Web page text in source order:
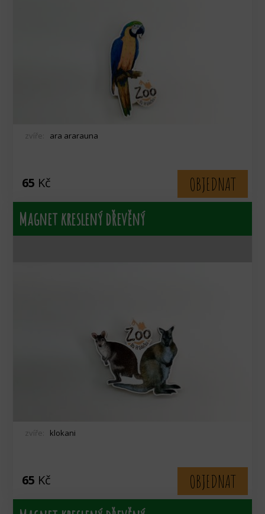
zvíře: ara ararauna
65 Kč
OBJEDNAT
Magnet kreslený dřevěný
zvíře: klokani
65 Kč
OBJEDNAT